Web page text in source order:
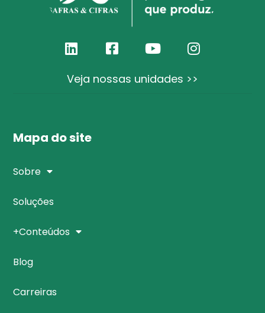
Veja nossas unidades >>
Mapa do site
Sobre
Soluções
+Conteúdos
Blog
Carreiras